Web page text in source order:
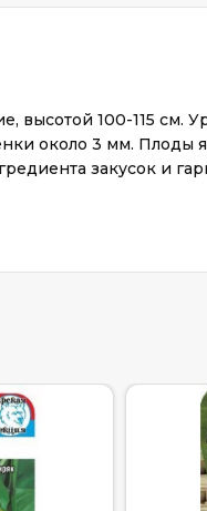
100-115 см.
около 3 мм. Плоды
закусок и